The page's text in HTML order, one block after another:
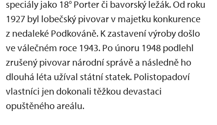
speciály jako 18° Porter či bavorský ležák. Od roku
1927 byl lobečský pivovar v majetku konkurence
z nedaleké Podkováně. K zastavení výroby došlo
ve válečném roce 1943. Po únoru 1948 podlehl
zrušený pivovar národní správě a následně ho
dlouhá léta užíval státní statek. Polistopadoví
vlastníci jen dokonali těžkou devastaci
opuštěného areálu.